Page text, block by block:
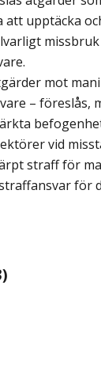
upptäcka
mot
– föreslås,
vid
straff för
för